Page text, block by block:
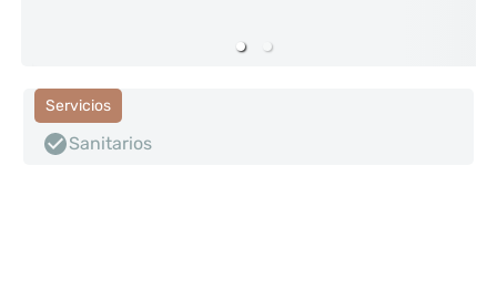
Servicios
Sanitarios